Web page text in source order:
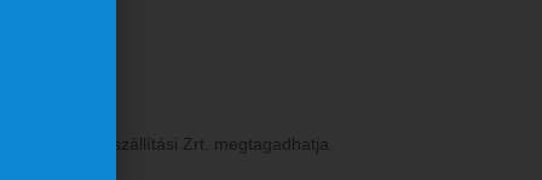
Személyszállítási Zrt. megtagadhatja.